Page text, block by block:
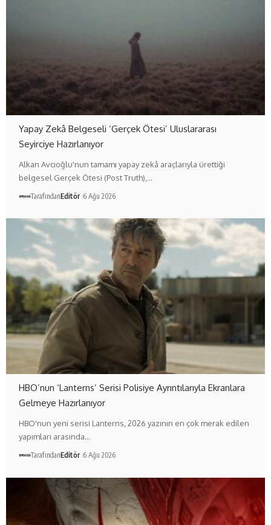
Yapay Zekâ Belgeseli ‘Gerçek Ötesi’ Uluslararası
Seyirciye Hazırlanıyor
Alkan Avcıoğlu'nun tamamı yapay zekâ araçlarıyla ürettiği
belgesel Gerçek Ötesi (Post Truth),…
TarafındanEditör 6 Ağu 2026
HBO’nun ‘Lanterns’ Serisi Polisiye Ayrıntılarıyla Ekranlara
Gelmeye Hazırlanıyor
HBO'nun yeni serisi Lanterns, 2026 yazının en çok merak edilen
yapımları arasında…
TarafındanEditör 6 Ağu 2026